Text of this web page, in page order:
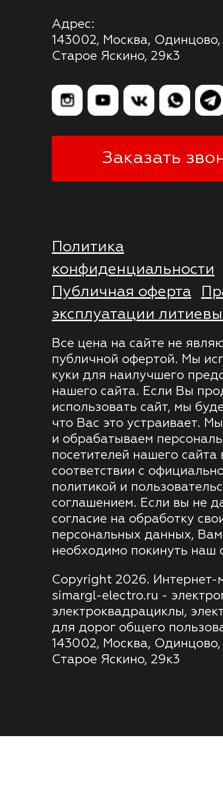
Адрес:
143002, Москва, Одинцово,
Старое Яскино, 29к3
Заказать
Политика
конфиденциальности
Публичная оферта
эксплуатации
Все цена на сайте не
публичной офертой. Мы
куки для наилучшего
нашего сайта. Если Вы
использовать сайт, мы
что Вас это устраивает.
и обрабатываем
посетителей нашего сайта
соответствии с
политикой и
соглашением. Если вы не
согласие на обработку
персональных данных, Вам
необходимо покинуть наш
Copyright 2026. Интернет-
simargl-electro.ru -
электроквадрациклы,
для дорог общего
143002, Москва, Одинцово,
Старое Яскино, 29к3